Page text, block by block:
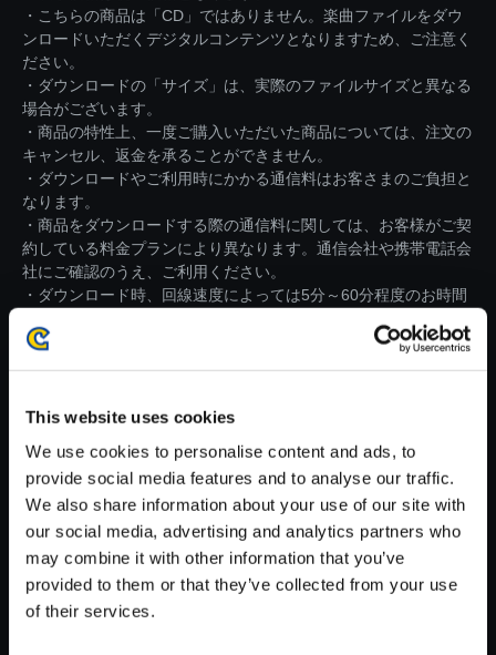
This website uses cookies
We use cookies to personalise content and ads, to
provide social media features and to analyse our traffic.
We also share information about your use of our site with
our social media, advertising and analytics partners who
may combine it with other information that you’ve
provided to them or that they’ve collected from your use
of their services.
・こちらの商品は「CD」ではありません。楽曲ファイルをダウ
ンロードいただくデジタルコンテンツとなりますため、ご注意く
ださい。
・ダウンロードの「サイズ」は、実際のファイルサイズと異なる
場合がございます。
・商品の特性上、一度ご購入いただいた商品については、注文の
キャンセル、返金を承ることができません。
・ダウンロードやご利用時にかかる通信料はお客さまのご負担と
なります。
・商品をダウンロードする際の通信料に関しては、お客様がご契
約している料金プランにより異なります。通信会社や携帯電話会
社にご確認のうえ、ご利用ください。
・ダウンロード時、回線速度によっては5分～60分程度のお時間
※ご購入いただいたファイルのダウンロードの際には、通信環境
【単曲】ロックマン ゼロ＆ゼク
ス サウンドBOX Organic Line
150円